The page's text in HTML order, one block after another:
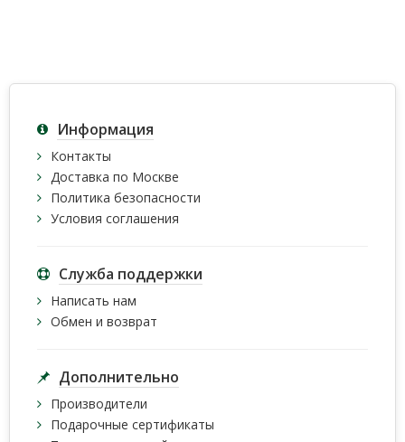
Информация
Контакты
Доставка по Москве
Политика безопасности
Условия соглашения
Служба поддержки
Написать нам
Обмен и возврат
Дополнительно
Производители
Подарочные сертификаты